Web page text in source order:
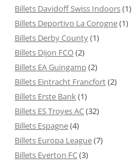
Billets Davidoff Swiss Indoors(1)
Billets Deportivo La Corogne(1)
Billets Derby County(1)
Billets Dijon FCO(2)
Billets EA Guingamp(2)
Billets Eintracht Francfort(2)
Billets Erste Bank(1)
Billets ES Troyes AC(32)
Billets Espagne(4)
Billets Europa League(7)
Billets Everton FC(3)